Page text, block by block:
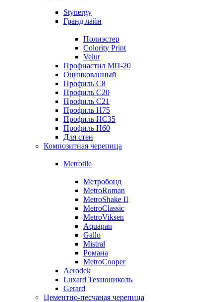
Stynergy
Гранд лайн
Полиэстер
Colority Print
Velur
Профнастил МП-20
Оцинкованный
Профиль С8
Профиль С20
Профиль С21
Профиль Н75
Профиль НС35
Профиль Н60
Для стен
Композитная черепица
Metrotile
Метробонд
MetroRoman
MetroShake II
MetroClassic
MetroViksen
Aquapan
Gallo
Mistral
Романа
MetroCooper
Aerodek
Luxard Технониколь
Gerard
Цементно-песчаная черепица